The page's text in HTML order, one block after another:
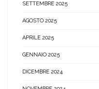
SETTEMBRE 2025
AGOSTO 2025
APRILE 2025
GENNAIO 2025
DICEMBRE 2024